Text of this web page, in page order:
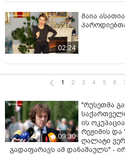
02:24
მაია
1 2 3 4 5 6
09:30
"რუსეთმა
ის
რეჟიმის და
ღალატი
გადაფარავს ამ დანაშაულს" -